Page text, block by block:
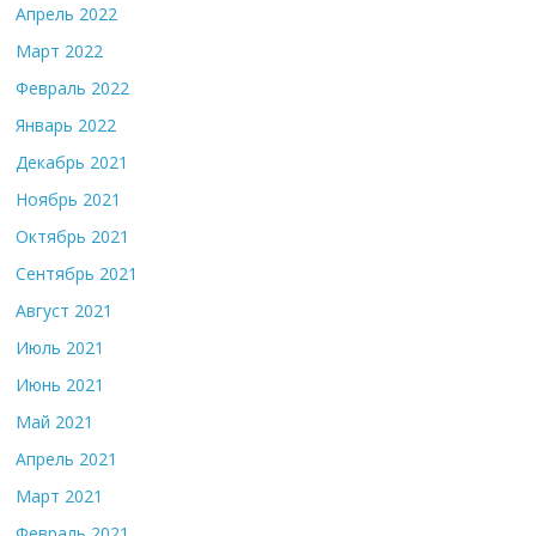
Апрель 2022
Март 2022
Февраль 2022
Январь 2022
Декабрь 2021
Ноябрь 2021
Октябрь 2021
Сентябрь 2021
Август 2021
Июль 2021
Июнь 2021
Май 2021
Апрель 2021
Март 2021